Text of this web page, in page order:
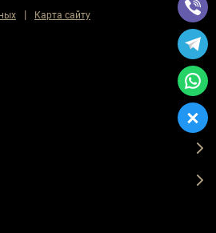
| Карта сайту